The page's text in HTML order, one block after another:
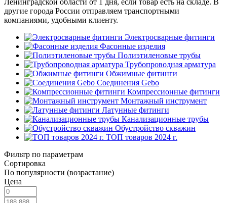
Ленинградской области от 1 дня, если товар есть на складе. В
другие города России отправляем транспортными
компаниями, удобными клиенту.
Электросварные фитинги
Фасонные изделия
Полиэтиленовые трубы
Трубопроводная арматура
Обжимные фитинги
Соединения Gebo
Компрессионные фитинги
Монтажный инструмент
Латунные фитинги
Канализационные трубы
Обустройство скважин
ТОП товаров 2024 г.
Фильтр по параметрам
Сортировка
По популярности (возрастание)
Цена